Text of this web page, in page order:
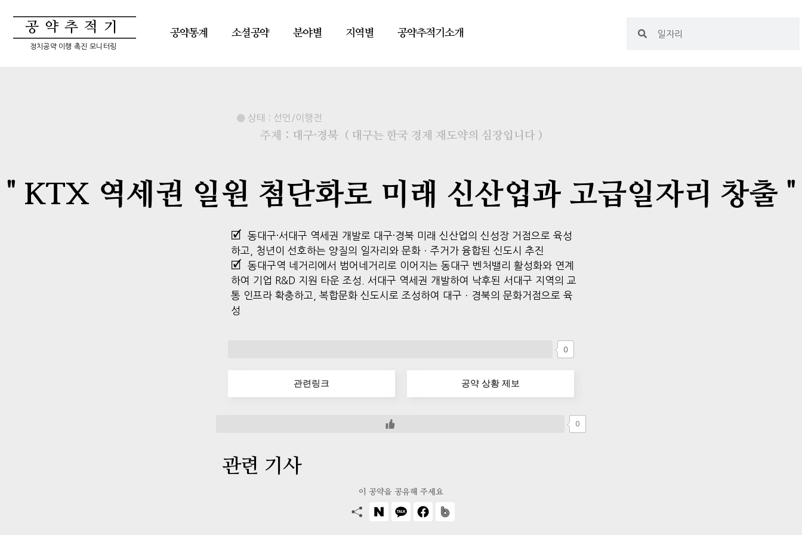
공약추적기
정치공약 이행 촉진 모니터링
공약통계 소셜공약 분야별 지역별 공약추적기소개
상태 : 선언/이행전
주제 : 대구·경북 ( 대구는 한국 경제 재도약의 심장입니다 )
" KTX 역세권 일원 첨단화로 미래 신산업과 고급일자리 창출 "
동대구·서대구 역세권 개발로 대구·경북 미래 신산업의 신성장 거점으로 육성
하고, 청년이 선호하는 양질의 일자리와 문화ㆍ주거가 융합된 신도시 추진
동대구역 네거리에서 범어네거리로 이어지는 동대구 벤처밸리 활성화와 연계
하여 기업 R&D 지원 타운 조성. 서대구 역세권 개발하여 낙후된 서대구 지역의 교
통 인프라 확충하고, 복합문화 신도시로 조성하여 대구ㆍ경북의 문화거점으로 육
성
0
관련링크 공약 상황 제보
0
관련 기사
이 공약을 공유해 주세요